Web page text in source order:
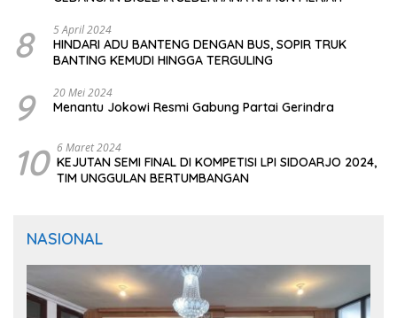
8 5 April 2024
HINDARI ADU BANTENG DENGAN BUS, SOPIR TRUK
BANTING KEMUDI HINGGA TERGULING
9 20 Mei 2024
Menantu Jokowi Resmi Gabung Partai Gerindra
10 6 Maret 2024
KEJUTAN SEMI FINAL DI KOMPETISI LPI SIDOARJO 2024,
TIM UNGGULAN BERTUMBANGAN
NASIONAL